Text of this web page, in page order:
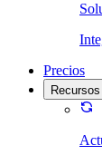
Precios
Recursos